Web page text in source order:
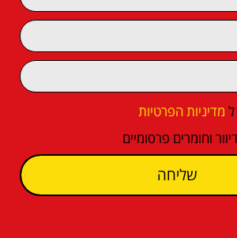
מדיניות הפרטיות
וחומרים פרסומיים
שליחה